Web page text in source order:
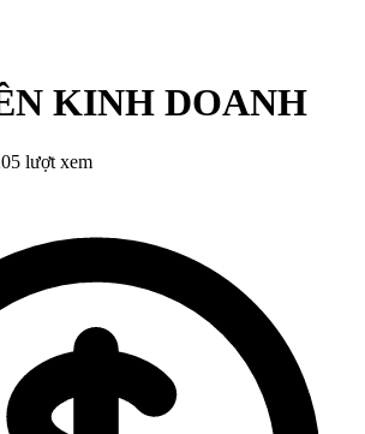
KINH DOANH
lượt xem